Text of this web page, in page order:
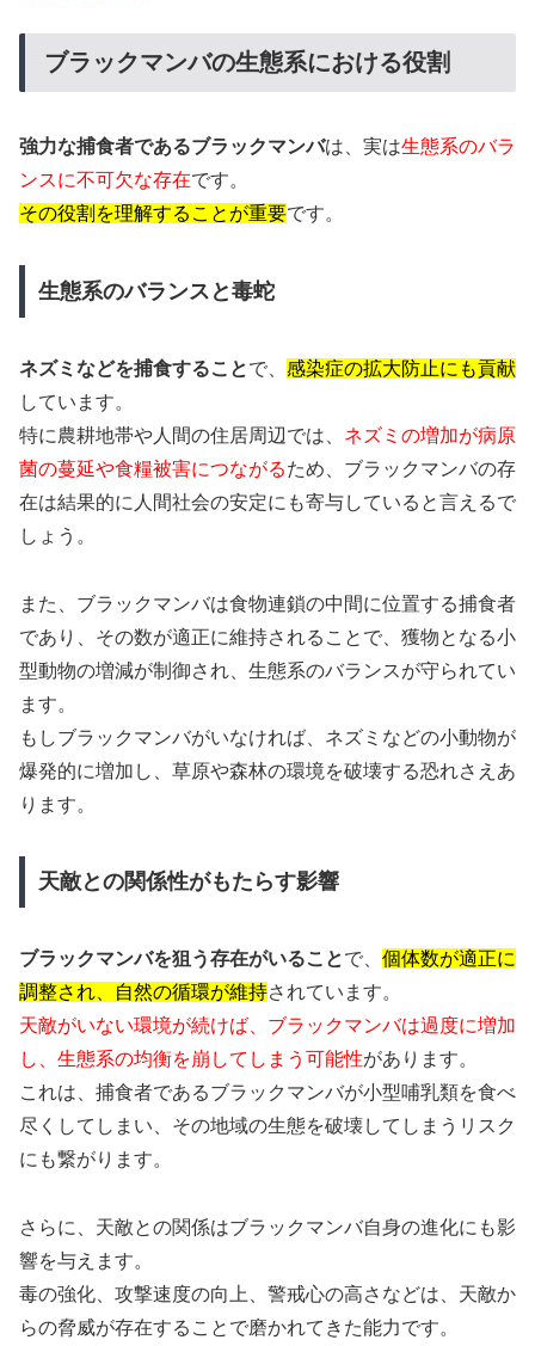
ブラックマンバの生態系における役割
強力な捕食者であるブラックマンバは、実は生態系のバラ
ンスに不可欠な存在です。
その役割を理解することが重要です。
生態系のバランスと毒蛇
ネズミなどを捕食することで、 感染症の拡大防止にも貢献
しています。
特に農耕地帯や人間の住居周辺では、 ネズミの増加が病原
菌の蔓延や食糧被害につながるため、ブラックマンバの存
在は結果的に人間社会の安定にも寄与していると言えるで
しょう。
また、ブラックマンバは食物連鎖の中間に位置する捕食者
であり、その数が適正に維持されることで、獲物となる小
型動物の増減が制御され、生態系のバランスが守られてい
ます。
もしブラックマンバがいなければ、ネズミなどの小動物が
爆発的に増加し、草原や森林の環境を破壊する恐れさえあ
ります。
天敵との関係性がもたらす影響
ブラックマンバを狙う存在がいることで、 個体数が適正に
調整され、自然の循環が維持されています。
天敵がいない環境が続けば、ブラックマンバは過度に増加
し、生態系の均衡を崩してしまう可能性があります。
これは、捕食者であるブラックマンバが小型哺乳類を食べ
尽くしてしまい、その地域の生態を破壊してしまうリスク
にも繋がります。
さらに、天敵との関係はブラックマンバ自身の進化にも影
響を与えます。
毒の強化、攻撃速度の向上、警戒心の高さなどは、天敵か
らの脅威が存在することで磨かれてきた能力です。